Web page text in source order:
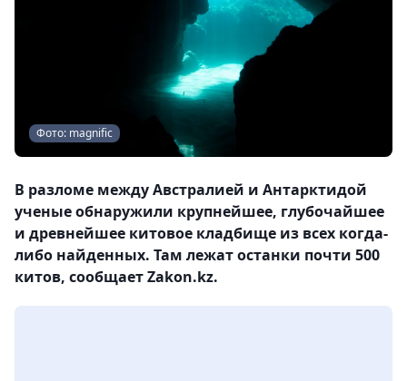
Фото: magnific
В разломе между Австралией и Антарктидой
ученые обнаружили крупнейшее, глубочайшее
и древнейшее китовое кладбище из всех когда-
либо найденных. Там лежат останки почти 500
китов, сообщает Zakon.kz.